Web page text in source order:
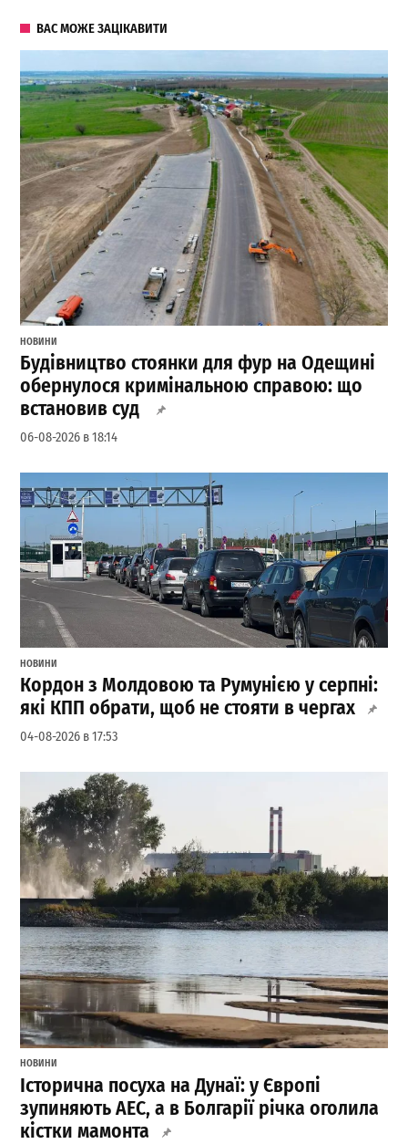
ВАС МОЖЕ ЗАЦІКАВИТИ
НОВИНИ
Будівництво стоянки для фур на Одещині
обернулося кримінальною справою: що
встановив суд
06-08-2026 в 18:14
НОВИНИ
Кордон з Молдовою та Румунією у серпні:
які КПП обрати, щоб не стояти в чергах
04-08-2026 в 17:53
НОВИНИ
Історична посуха на Дунаї: у Європі
зупиняють АЕС, а в Болгарії річка оголила
кістки мамонта